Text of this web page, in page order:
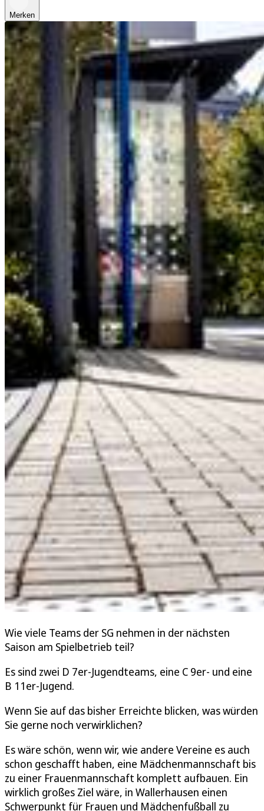
Merken
Wie viele Teams der SG nehmen in der nächsten
Saison am Spielbetrieb teil?
Es sind zwei D 7er-Jugendteams, eine C 9er- und eine
B 11er-Jugend.
Wenn Sie auf das bisher Erreichte blicken, was würden
Sie gerne noch verwirklichen?
Es wäre schön, wenn wir, wie andere Vereine es auch
schon geschafft haben, eine Mädchenmannschaft bis
zu einer Frauenmannschaft komplett aufbauen. Ein
wirklich großes Ziel wäre, in Wallerhausen einen
Schwerpunkt für Frauen und Mädchenfußball zu